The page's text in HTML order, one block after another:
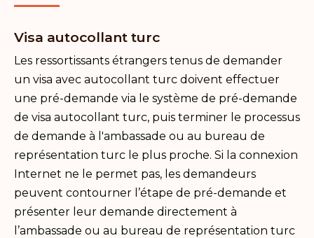
Visa autocollant turc
Les ressortissants étrangers tenus de demander
un visa avec autocollant turc doivent effectuer
une pré-demande via le système de pré-demande
de visa autocollant turc, puis terminer le processus
de demande à l'ambassade ou au bureau de
représentation turc le plus proche. Si la connexion
Internet ne le permet pas, les demandeurs
peuvent contourner l’étape de pré-demande et
présenter leur demande directement à
l’ambassade ou au bureau de représentation turc